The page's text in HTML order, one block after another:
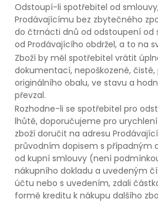
Odstoupí-li spotřebitel od
Prodávajícímu bez zbytečného
do čtrnácti dnů od odstoupení od
od Prodávajícího obdržel, a to na
Zboží by měl spotřebitel vrátit
dokumentací, nepoškozené,
originálního obalu, ve stavu a
převzal.
Rozhodne-li se spotřebitel pro
lhůtě, doporučujeme pro
zboží doručit na adresu
průvodním dopisem s případným
od kupní smlouvy (není
nákupního dokladu a uvedeným
účtu nebo s uvedením, zdali
formě kreditu k nákupu dalšího